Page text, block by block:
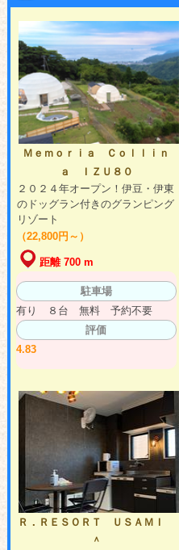
Ｍｅｍｏｒｉａ Ｃｏｌｌｉｎ
ａ ＩＺＵ８０
２０２４年オープン！伊豆・伊東
のドッグラン付きのグランピング
リゾート
（22,800円～）
距離 700 m
駐車場
有り ８台 無料 予約不要
評価
4.83
Ｒ．ＲＥＳＯＲＴ ＵＳＡＭＩ
＾